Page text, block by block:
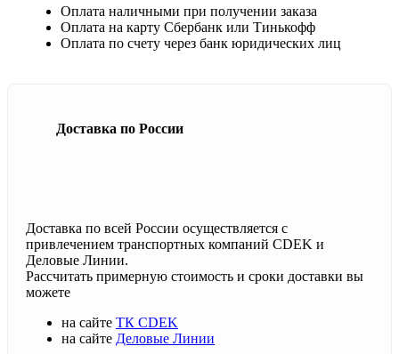
Оплата наличными при получении заказа
Оплата на карту Сбербанк или Тинькофф
Оплата по счету через банк юридических лиц
Доставка по России
Доставка по всей России осуществляется с
привлечением транспортных компаний CDEK и
Деловые Линии.
Рассчитать примерную стоимость и сроки доставки вы
можете
на сайте ТК CDEK
на сайте Деловые Линии